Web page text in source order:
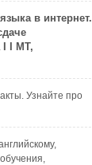
в интернет.
I MT,
Узнайте про